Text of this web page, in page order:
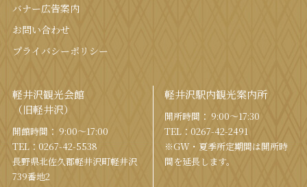
バナー広告案内
お問い合わせ
プライバシーポリシー
軽井沢観光会館
（旧軽井沢）
開館時間： 9:00〜17:00
TEL： 0267-42-5538
⻑野県北佐久郡軽井沢町軽井沢
739番地2
軽井沢駅内観光案内所
開所時間： 9:00〜17:30
TEL： 0267-42-2491
※GW・夏季所定期間は開所時
間を延⻑します。